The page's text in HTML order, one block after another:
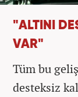
"ALTINI
VAR"
Tüm bu
desteksiz